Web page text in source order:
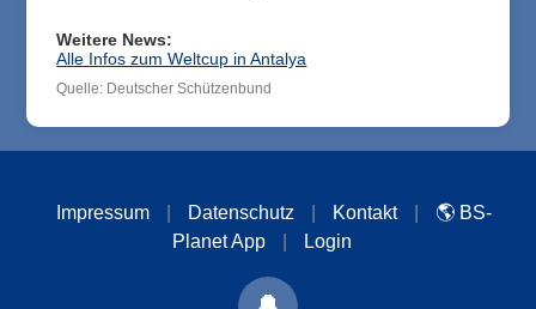
Weitere News:
Alle Infos zum Weltcup in Antalya
Quelle: Deutscher Schützenbund
Impressum Datenschutz Kontakt
🌎 BS-
Planet App
Login